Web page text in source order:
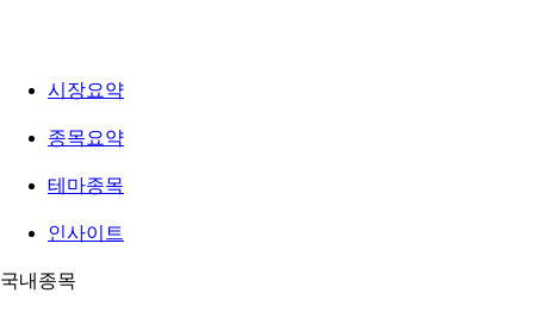
시장요약
종목요약
테마종목
인사이트
국내종목